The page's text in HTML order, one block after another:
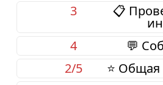
📋
3
💬
4
⭐
2/5